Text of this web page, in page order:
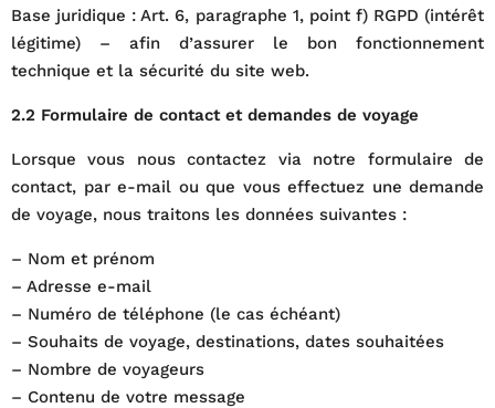
Base juridique : Art. 6, paragraphe 1, point f) RGPD (intérêt
légitime) – afin d’assurer le bon fonctionnement
technique et la sécurité du site web.
2.2 Formulaire de contact et demandes de voyage
Lorsque vous nous contactez via notre formulaire de
contact, par e-mail ou que vous effectuez une demande
de voyage, nous traitons les données suivantes :
– Nom et prénom
– Adresse e-mail
– Numéro de téléphone (le cas échéant)
– Souhaits de voyage, destinations, dates souhaitées
– Nombre de voyageurs
– Contenu de votre message